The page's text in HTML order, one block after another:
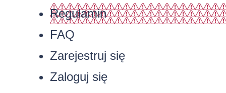
Regulamin
FAQ
Zarejestruj się
Zaloguj się